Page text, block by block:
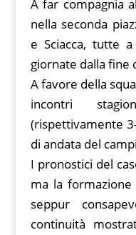
A far compagnia
nella seconda
e Sciacca, tutte
giornate dalla fine
A favore della
incontri
(rispettivamente
di andata del
I pronostici del
ma la formazione
seppur
continuità